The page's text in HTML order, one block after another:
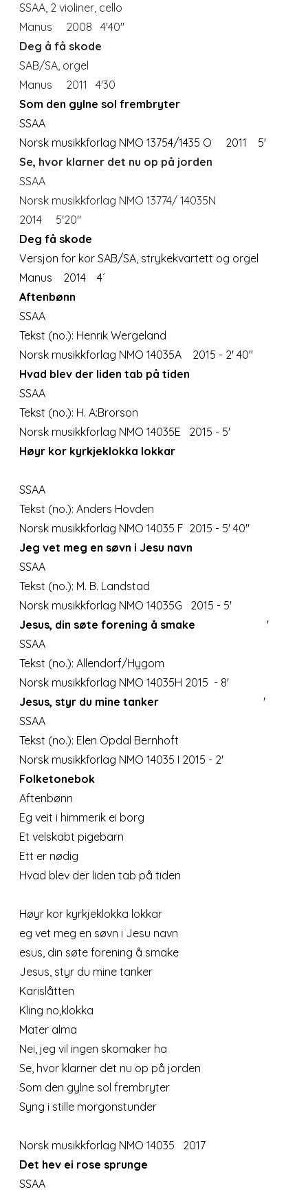
SSAA, 2 violiner, cello
Manus 2008 4'40"
Deg å få skode
SAB/SA, orgel
Manus 2011 4'30
Som den gylne sol frembryter
SSAA
Norsk musikkforlag NMO 13754/1435 O 2011 5'
Se, hvor klarner det nu op på jorden
SSAA
Norsk musikkforlag NMO 13774/ 14035N
2014 5'20''
Deg få skode
Versjon for kor SAB/SA, strykekvartett og orgel
Manus 2014 4´
Aftenbønn
SSAA
Tekst (no.): Henrik Wergeland
Norsk musikkforlag NMO 14035A 2015 - 2' 40''
Hvad blev der liden tab på tiden
SSAA
Tekst (no.): H. A:Brorson
Norsk musikkforlag NMO 14035E 2015 - 5'
Høyr kor kyrkjeklokka lokkar
SSAA
Tekst (no.): Anders Hovden
Norsk musikkforlag NMO 14035 F 2015 - 5' 40''
Jeg vet meg en søvn i Jesu navn
SSAA
Tekst (no.): M. B. Landstad
Norsk musikkforlag NMO 14035G 2015 - 5'
Jesus, din søte forening å smake '
SSAA
Tekst (no.): Allendorf/Hygom
Norsk musikkforlag NMO 14035H 2015 - 8'
Jesus, styr du mine tanker
'
SSAA
Tekst (no.): Elen Opdal Bernhoft
Norsk musikkforlag NMO 14035 I 2015 - 2'
Folketonebok
Aftenbønn
Eg veit i himmerik ei borg
Et velskabt pigebarn
Ett er nødig
Hvad blev der liden tab på tiden
Høyr kor kyrkjeklokka lokkar
eg vet meg en søvn i Jesu navn
esus, din søte forening å smake
​Jesus, styr du mine tanker
Karislåtten
Kling no,klokka
Mater alma
Nei, jeg vil ingen skomaker ha
Se, hvor klarner det nu op på jorden
Som den gylne sol frembryter
Syng i stille morgonstunder
Norsk musikkforlag NMO 14035 2017
Det hev ei rose sprunge
SSAA